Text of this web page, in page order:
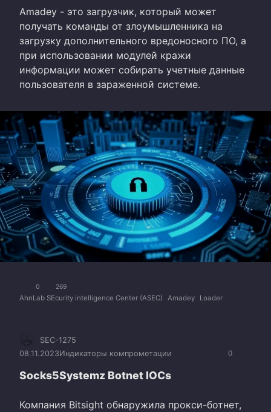
Amadey - это загрузчик, который может
получать команды от злоумышленника на
загрузку дополнительного вредоносного ПО, а
при использовании модулей кражи
информации может собирать учетные данные
пользователя в зараженной системе.
0 269
AhnLab SEcurity intelligence Center (ASEC) Amadey Loader
0
SEC-1275
08.11.2023Индикаторы компрометации
Socks5Systemz Botnet IOCs
Компания Bitsight обнаружила прокси-ботнет,